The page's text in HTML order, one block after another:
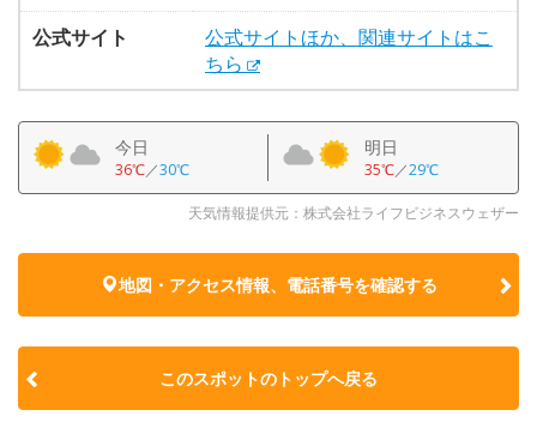
公式サイト
公式サイトほか、関連サイトはこ
ちら
今日
36℃／30℃
明日
35℃／29℃
天気情報提供元：株式会社ライフビジネスウェザー
地図・アクセス情報、電話番号を確認する
このスポットのトップへ戻る